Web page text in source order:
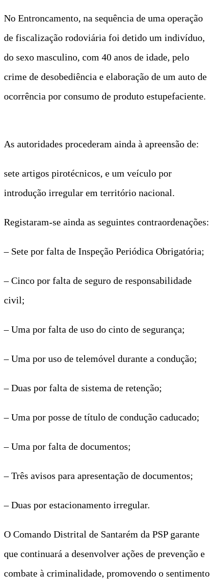
No Entroncamento, na sequência de uma operação
de fiscalização rodoviária foi detido um indivíduo,
do sexo masculino, com 40 anos de idade, pelo
crime de desobediência e elaboração de um auto de
ocorrência por consumo de produto estupefaciente.
As autoridades procederam ainda à apreensão de:
sete artigos pirotécnicos, e um veículo por
introdução irregular em território nacional.
Registaram-se ainda as seguintes contraordenações:
– Sete por falta de Inspeção Periódica Obrigatória;
– Cinco por falta de seguro de responsabilidade
civil;
– Uma por falta de uso do cinto de segurança;
– Uma por uso de telemóvel durante a condução;
– Duas por falta de sistema de retenção;
– Uma por posse de título de condução caducado;
– Uma por falta de documentos;
– Três avisos para apresentação de documentos;
– Duas por estacionamento irregular.
O Comando Distrital de Santarém da PSP garante
que continuará a desenvolver ações de prevenção e
combate à criminalidade, promovendo o sentimento